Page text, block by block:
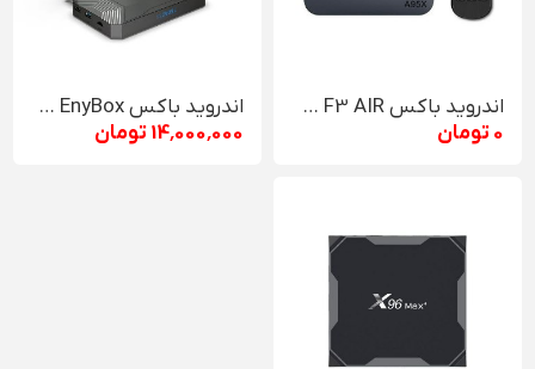
اندروید باکس A95X F3 AIR
0 تومان
اندروید باکس EnyBox مدل X96 A007 4G LTE
14٬000٬000 تومان